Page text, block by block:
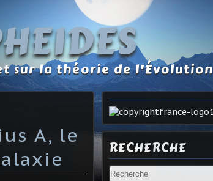
sur la théorie de l'Évolution
A, le
RECHERCHE